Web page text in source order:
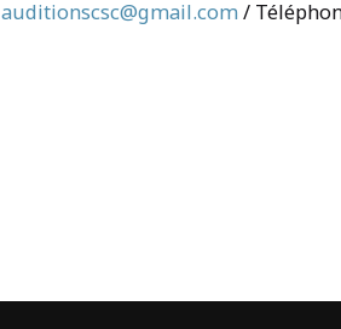
auditionscsc@gmail.com/